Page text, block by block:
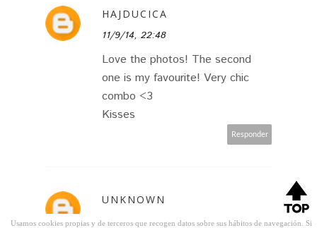
HAJDUCICA
11/9/14, 22:48
Love the photos! The second
one is my favourite! Very chic
combo <3
Kisses
Responder
UNKNOWN
11/9/14, 23:40
Usamos cookies propias y de terceros que recogen datos sobre sus hábitos de navegación. Si